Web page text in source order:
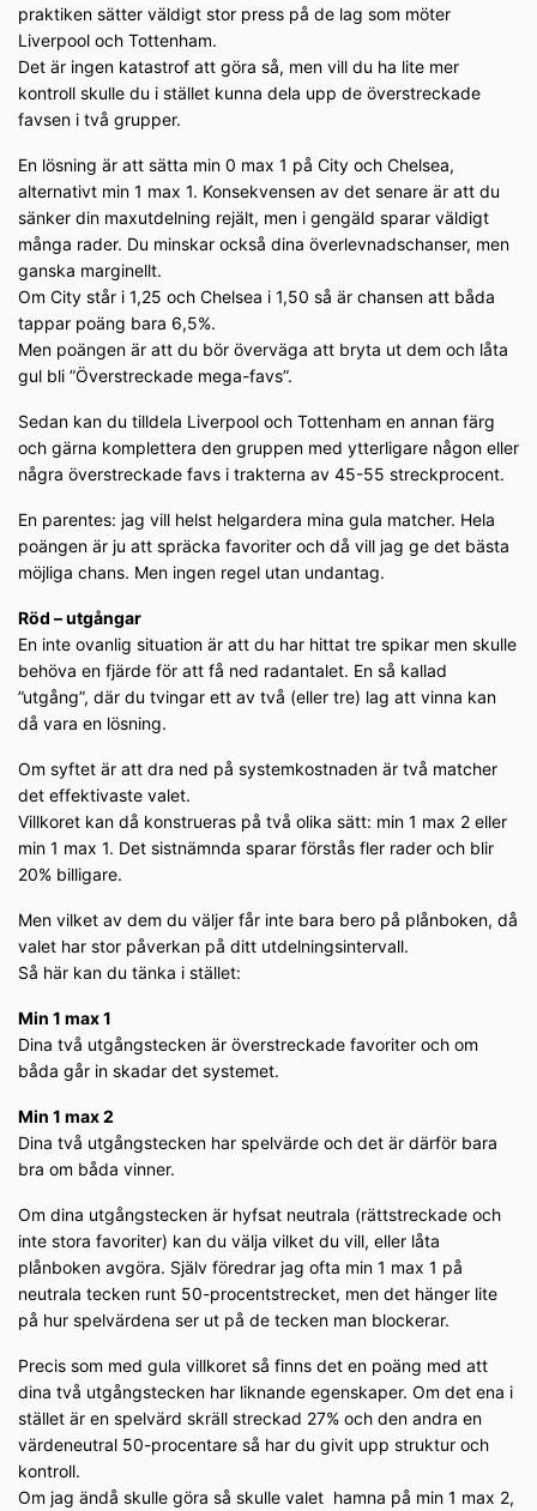
praktiken sätter väldigt stor press på de lag som möter
Liverpool och Tottenham.
Det är ingen katastrof att göra så, men vill du ha lite mer
kontroll skulle du i stället kunna dela upp de överstreckade
favsen i två grupper.
En lösning är att sätta min 0 max 1 på City och Chelsea,
alternativt min 1 max 1. Konsekvensen av det senare är att du
sänker din maxutdelning rejält, men i gengäld sparar väldigt
många rader. Du minskar också dina överlevnadschanser, men
ganska marginellt.
Om City står i 1,25 och Chelsea i 1,50 så är chansen att båda
tappar poäng bara 6,5%.
Men poängen är att du bör överväga att bryta ut dem och låta
gul bli ”Överstreckade mega-favs”.
Sedan kan du tilldela Liverpool och Tottenham en annan färg
och gärna komplettera den gruppen med ytterligare någon eller
några överstreckade favs i trakterna av 45-55 streckprocent.
En parentes: jag vill helst helgardera mina gula matcher. Hela
poängen är ju att spräcka favoriter och då vill jag ge det bästa
möjliga chans. Men ingen regel utan undantag.
Röd – utgångar
En inte ovanlig situation är att du har hittat tre spikar men skulle
behöva en fjärde för att få ned radantalet. En så kallad
”utgång”, där du tvingar ett av två (eller tre) lag att vinna kan
då vara en lösning.
Om syftet är att dra ned på systemkostnaden är två matcher
det effektivaste valet.
Villkoret kan då konstrueras på två olika sätt: min 1 max 2 eller
min 1 max 1. Det sistnämnda sparar förstås fler rader och blir
20% billigare.
Men vilket av dem du väljer får inte bara bero på plånboken, då
valet har stor påverkan på ditt utdelningsintervall.
Så här kan du tänka i stället:
Min 1 max 1
Dina två utgångstecken är överstreckade favoriter och om
båda går in skadar det systemet.
Min 1 max 2
Dina två utgångstecken har spelvärde och det är därför bara
bra om båda vinner.
Om dina utgångstecken är hyfsat neutrala (rättstreckade och
inte stora favoriter) kan du välja vilket du vill, eller låta
plånboken avgöra. Själv föredrar jag ofta min 1 max 1 på
neutrala tecken runt 50-procentstrecket, men det hänger lite
på hur spelvärdena ser ut på de tecken man blockerar.
Precis som med gula villkoret så finns det en poäng med att
dina två utgångstecken har liknande egenskaper. Om det ena i
stället är en spelvärd skräll streckad 27% och den andra en
värdeneutral 50-procentare så har du givit upp struktur och
kontroll.
Om jag ändå skulle göra så skulle valet hamna på min 1 max 2,